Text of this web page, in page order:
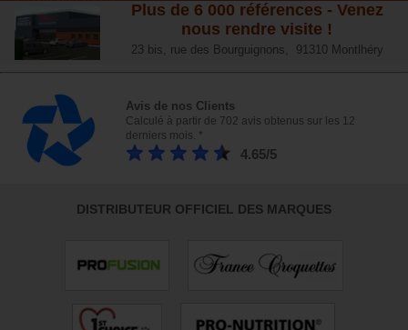
Plus de 6 000 références - Venez
nous rendre visite !
23 bis, rue des Bourguignons, 91310 Montlhéry
Avis de nos Clients
Calculé à partir de 702 avis obtenus sur les 12
derniers mois. *
4.65/5
DISTRIBUTEUR OFFICIEL DES MARQUES